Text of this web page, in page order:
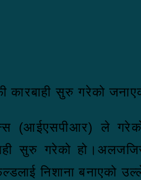
कारबाही सुरु गरेको
(आईएसपीआर) ले
सुरु गरेको
निशाना बनाएको